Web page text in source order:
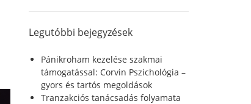
c
f
Legutóbbi bejegyzések
Pánikroham kezelése szakmai
támogatással: Corvin Pszichológia –
gyors és tartós megoldások
Tranzakciós tanácsadás folyamata